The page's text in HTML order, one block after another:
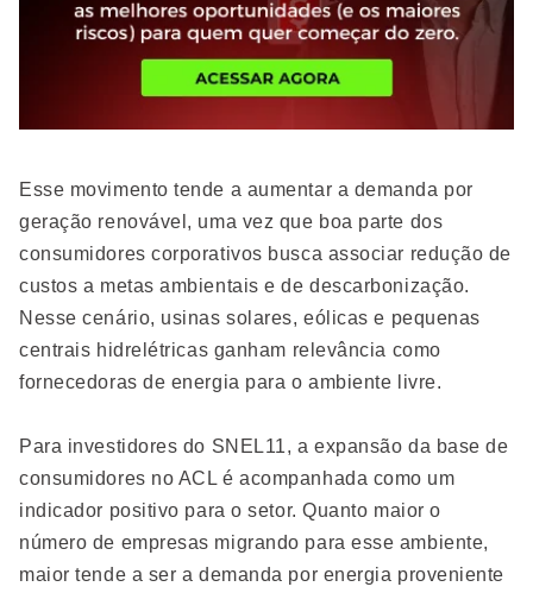
Esse movimento tende a aumentar a demanda por
geração renovável, uma vez que boa parte dos
consumidores corporativos busca associar redução de
custos a metas ambientais e de descarbonização.
Nesse cenário, usinas solares, eólicas e pequenas
centrais hidrelétricas ganham relevância como
fornecedoras de energia para o ambiente livre.
Para investidores do SNEL11, a expansão da base de
consumidores no ACL é acompanhada como um
indicador positivo para o setor. Quanto maior o
número de empresas migrando para esse ambiente,
maior tende a ser a demanda por energia proveniente